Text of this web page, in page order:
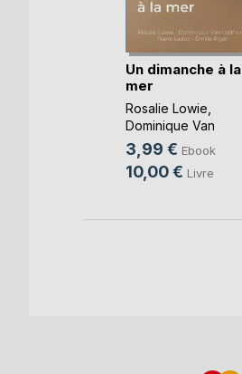
Un dimanche à la
mer
Rosalie Lowie
Dominique Van
Cotthem, ...
3,99 € Ebook
10,00 € Livre